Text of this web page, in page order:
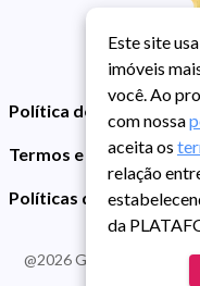
Política de Privacidade
Termos e Condições
Políticas de Cookies
@2026Guarida Imóvel.
413J | CNPJ
Este site
imóveis
você. Ao
com nossa
aceita os
relação
da